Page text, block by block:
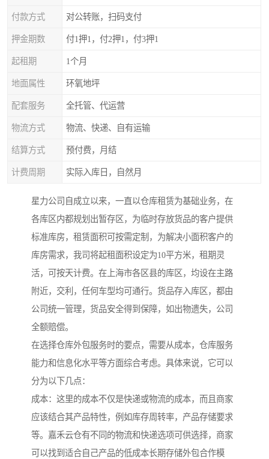
付款方式 对公转账，扫码支付
押金期数 付1押1，付2押1，付3押1
起租期 1个月
地面属性 环氧地坪
配套服务 全托管、代运营
物流方式 物流、快递、自有运输
结算方式 预付费，月结
计费周期 实际入库日，自然月
星力公司自成立以来，一直以仓库租赁为基础业务，在
各库区内都规划出暂存区，为临时存放货品的客户提供
标准库房，租赁面积可按需定制，为解决小面积客户的
库房需求，我司将起租面积设定为10平方米，租期灵
活，可按天计费。在上海市各区县的库区，均设在主路
附近，交利，任何车型均可通行。货品存入库区，都由
公司统一管理，货品安全得到保障，如出物遗失，公司
全额赔偿。
在选择仓库外包服务时的要点，需要从成本，仓库服务
能力和信息化水平等方面综合考虑。具体来说，它可以
分为以下几点：
成本：这里的成本不仅是快递或物流的成本，而且商家
应该结合其产品特性，例如库存周转率，产品存储要求
等。嘉禾云仓有不同的物流和快递选项可供选择，商家
可以找到适合自己产品的低成本长期存储外包合作模